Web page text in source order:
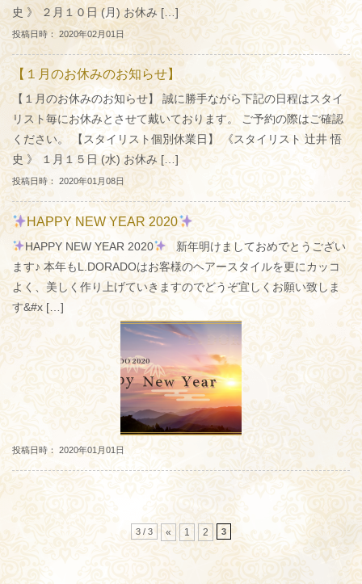
史 》 ２月１０日 (月) お休み […]
投稿日時： 2020年02月01日
【１月のお休みのお知らせ】
【１月のお休みのお知らせ】 誠に勝手ながら下記の日程はスタイ
リスト毎にお休みとさせて戴いております。 ご予約の際はご確認
ください。 【スタイリスト個別休業日】 《スタイリスト 辻井 悟
史 》 １月１５日 (水) お休み […]
投稿日時： 2020年01月08日
HAPPY NEW YEAR 2020
HAPPY NEW YEAR 2020
新年明けましておめでとうござい
ます♪ 本年もL.DORADOはお客様のヘアースタイルを更にカッコ
よく、美しく作り上げていきますのでどうぞ宜しくお願い致しま
す&#x […]
投稿日時： 2020年01月01日
3 / 3 « 1 2 3